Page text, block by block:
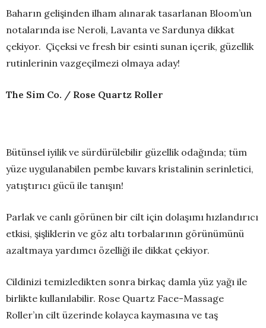
Baharın gelişinden ilham alınarak tasarlanan Bloom’un
notalarında ise Neroli, Lavanta ve Sardunya dikkat
çekiyor. Çiçeksi ve fresh bir esinti sunan içerik, güzellik
rutinlerinin vazgeçilmezi olmaya aday!
The Sim Co. / Rose Quartz Roller
Bütünsel iyilik ve sürdürülebilir güzellik odağında; tüm
yüze uygulanabilen pembe kuvars kristalinin serinletici,
yatıştırıcı gücü ile tanışın!
Parlak ve canlı görünen bir cilt için dolaşımı hızlandırıcı
etkisi, şişliklerin ve göz altı torbalarının görünümünü
azaltmaya yardımcı özelliği ile dikkat çekiyor.
Cildinizi temizledikten sonra birkaç damla yüz yağı ile
birlikte kullanılabilir. Rose Quartz Face-Massage
Roller’ın cilt üzerinde kolayca kaymasına ve taş